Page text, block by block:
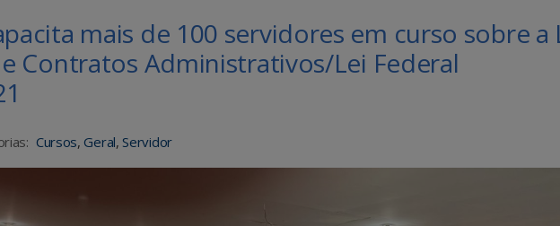
mais de 100 servidores em curso sobre a
Contratos Administrativos/Lei Federal
Cursos, Geral, Servidor